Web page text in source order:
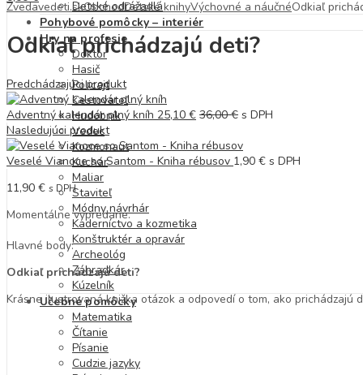
Detské odrážadlá
Pohybové pomôcky – interiér
Hry na profesie
Doktor
Hasič
Policajt
Cestovateľ
Hudobník
Vedec
Kozmonaut
Kuchár
Maliar
Staviteľ
Módny návrhár
Kaderníctvo a kozmetika
Konštruktér a opravár
Archeológ
Záhradkár
Kúzelník
Učebné pomôcky
Matematika
Čítanie
Písanie
Cudzie jazyky
Zvedavedeti.skObchodDetské knihyVýchovné a náučnéOdkiaľ
Odkiaľ prichádzajú deti?
Predchádzajúci produkt
Adventný kalendár plný kníh 25,10 € 36,00€ s DPH
Nasledujúci produkt
Veselé Vianoce so Santom - Kniha rébusov 1,90 € s DPH
11,90 € s DPH
Momentálne vypredané.
Hlavné body:
Odkiaľ prichádzajú deti?
Krásne ilustrovaná knižka otázok a odpovedí o tom, ako